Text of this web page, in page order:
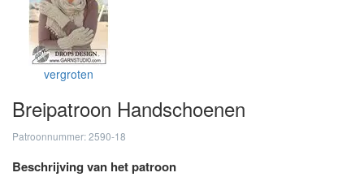
vergroten
Breipatroon Handschoenen
Patroonnummer: 2590-18
Beschrijving van het patroon